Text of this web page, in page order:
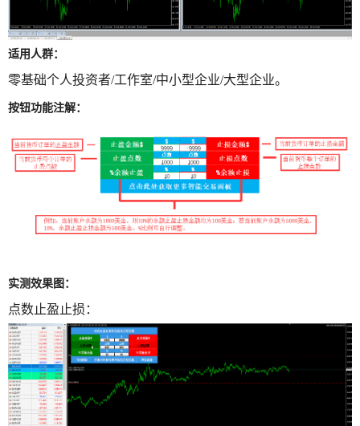
适用人群：
零基础个人投资者/工作室/中小型企业/大型企业。
按钮功能注解：
实测效果图：
点数止盈止损：